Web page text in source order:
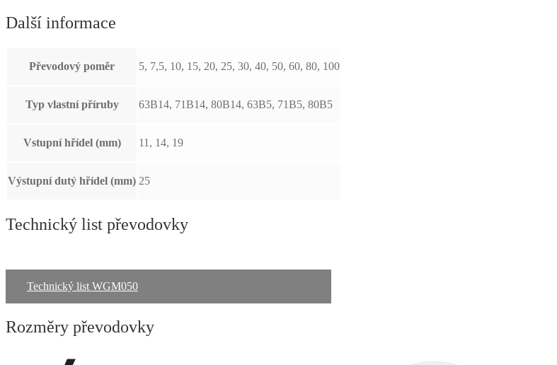
Další informace
Převodový poměr 5, 7,5, 10, 15, 20, 25, 30, 40, 50, 60, 80, 100
Typ vlastní příruby 63B14, 71B14, 80B14, 63B5, 71B5, 80B5
Vstupní hřídel (mm) 11, 14, 19
Výstupní dutý hřídel (mm) 25
Technický list převodovky
Technický list WGM050
Rozměry převodovky